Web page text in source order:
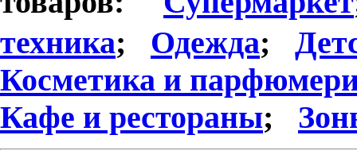
техника; Одежда;
Косметика и
Кафе и рестораны;